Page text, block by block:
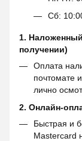
Сб:
1.
получении)
Оплата
почтомате
лично
2. Онлайн-
Быстрая и
Mastercard